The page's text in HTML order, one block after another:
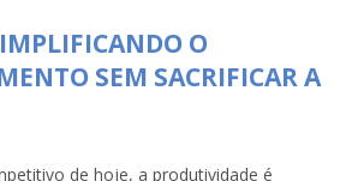
O
SEM SACRIFICAR A
de hoje, a produtividade é